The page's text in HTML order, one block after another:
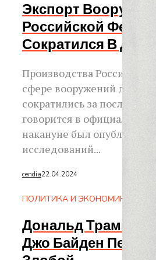
Экспорт
Российской
Сократился В Два
Производства Российской
сфере вооружений
сократились за последнее
говорится в официальном
накануне был
исследований...
cendia22.04.2024
ПОЛИТИКА И ЭКОНОМИКА
Дональд Трамп
Джо Байден